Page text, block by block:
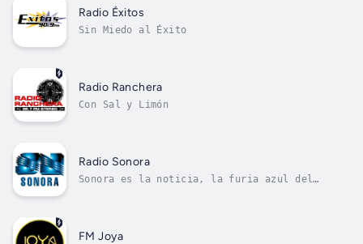
Radio Éxitos
Sin Miedo al Éxito
Radio Ranchera
Con Sal y Limón
Radio Sonora
Sonora es la noticia, la furia azul del
FM Joya